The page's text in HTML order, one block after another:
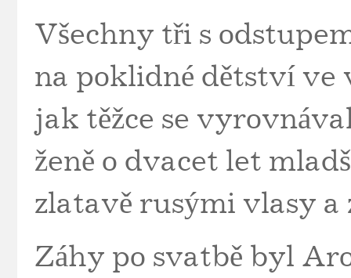
Všechny tři s
na poklidné dětství ve
jak těžce se
ženě o dvacet let
zlatavě rusými vlasy a
Záhy po svatbě byl